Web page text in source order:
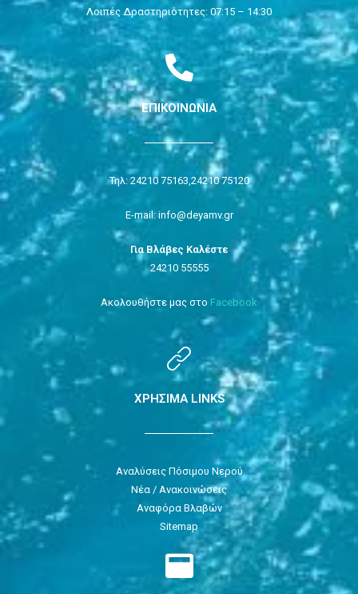
Λοιπές Δραστηριότητες: 07:15 – 14:30
ΕΠΙΚΟΙΝΩΝΙΑ
Τηλ: 24210 75163, 24210 75120
E-mail: info@deyamv.gr
Για Βλάβες Καλέστε
24210 55555
Ακολουθήστε μας στο Facebook
ΧΡΗΣΙΜΑ LINKS
Αναλύσεις Πόσιμου Νερού
Νέα / Ανακοινώσεις
Αναφόρα Βλαβών
Sitemap